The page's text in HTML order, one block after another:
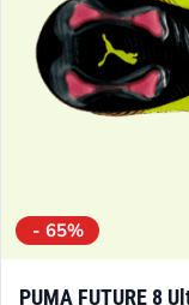
Produktseite
gewählt
werden
- 65%
PUMA FUTURE 8